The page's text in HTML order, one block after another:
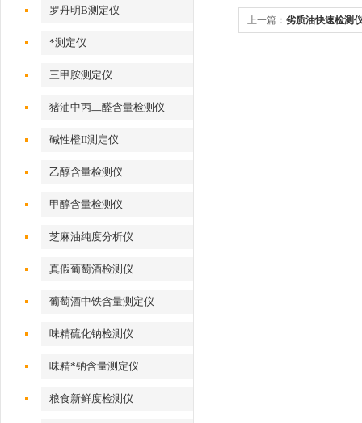
罗丹明B测定仪
*测定仪
三甲胺测定仪
猪油中丙二醛含量检测仪
碱性橙II测定仪
乙醇含量检测仪
甲醇含量检测仪
芝麻油纯度分析仪
真假葡萄酒检测仪
葡萄酒中铁含量测定仪
味精硫化钠检测仪
味精*钠含量测定仪
粮食新鲜度检测仪
上一篇： 劣质油快速检测